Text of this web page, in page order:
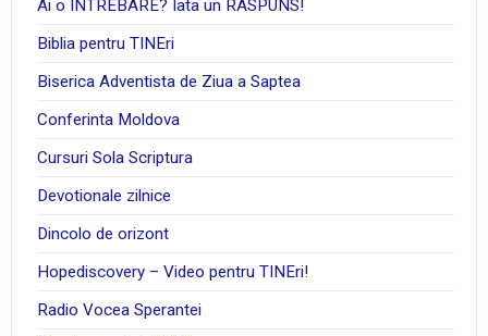
Ai o INTREBARE? Iata un RASPUNS!
Biblia pentru TINEri
Biserica Adventista de Ziua a Saptea
Conferinta Moldova
Cursuri Sola Scriptura
Devotionale zilnice
Dincolo de orizont
Hopediscovery – Video pentru TINEri!
Radio Vocea Sperantei